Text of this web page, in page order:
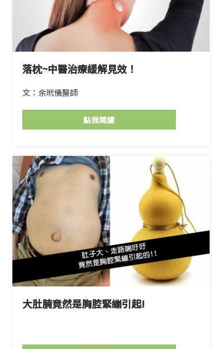
落枕~中醫治療緩解見效！
文：余玳儀醫師
點我閱讀
大肚腩竟然是胸腔緊繃引起!